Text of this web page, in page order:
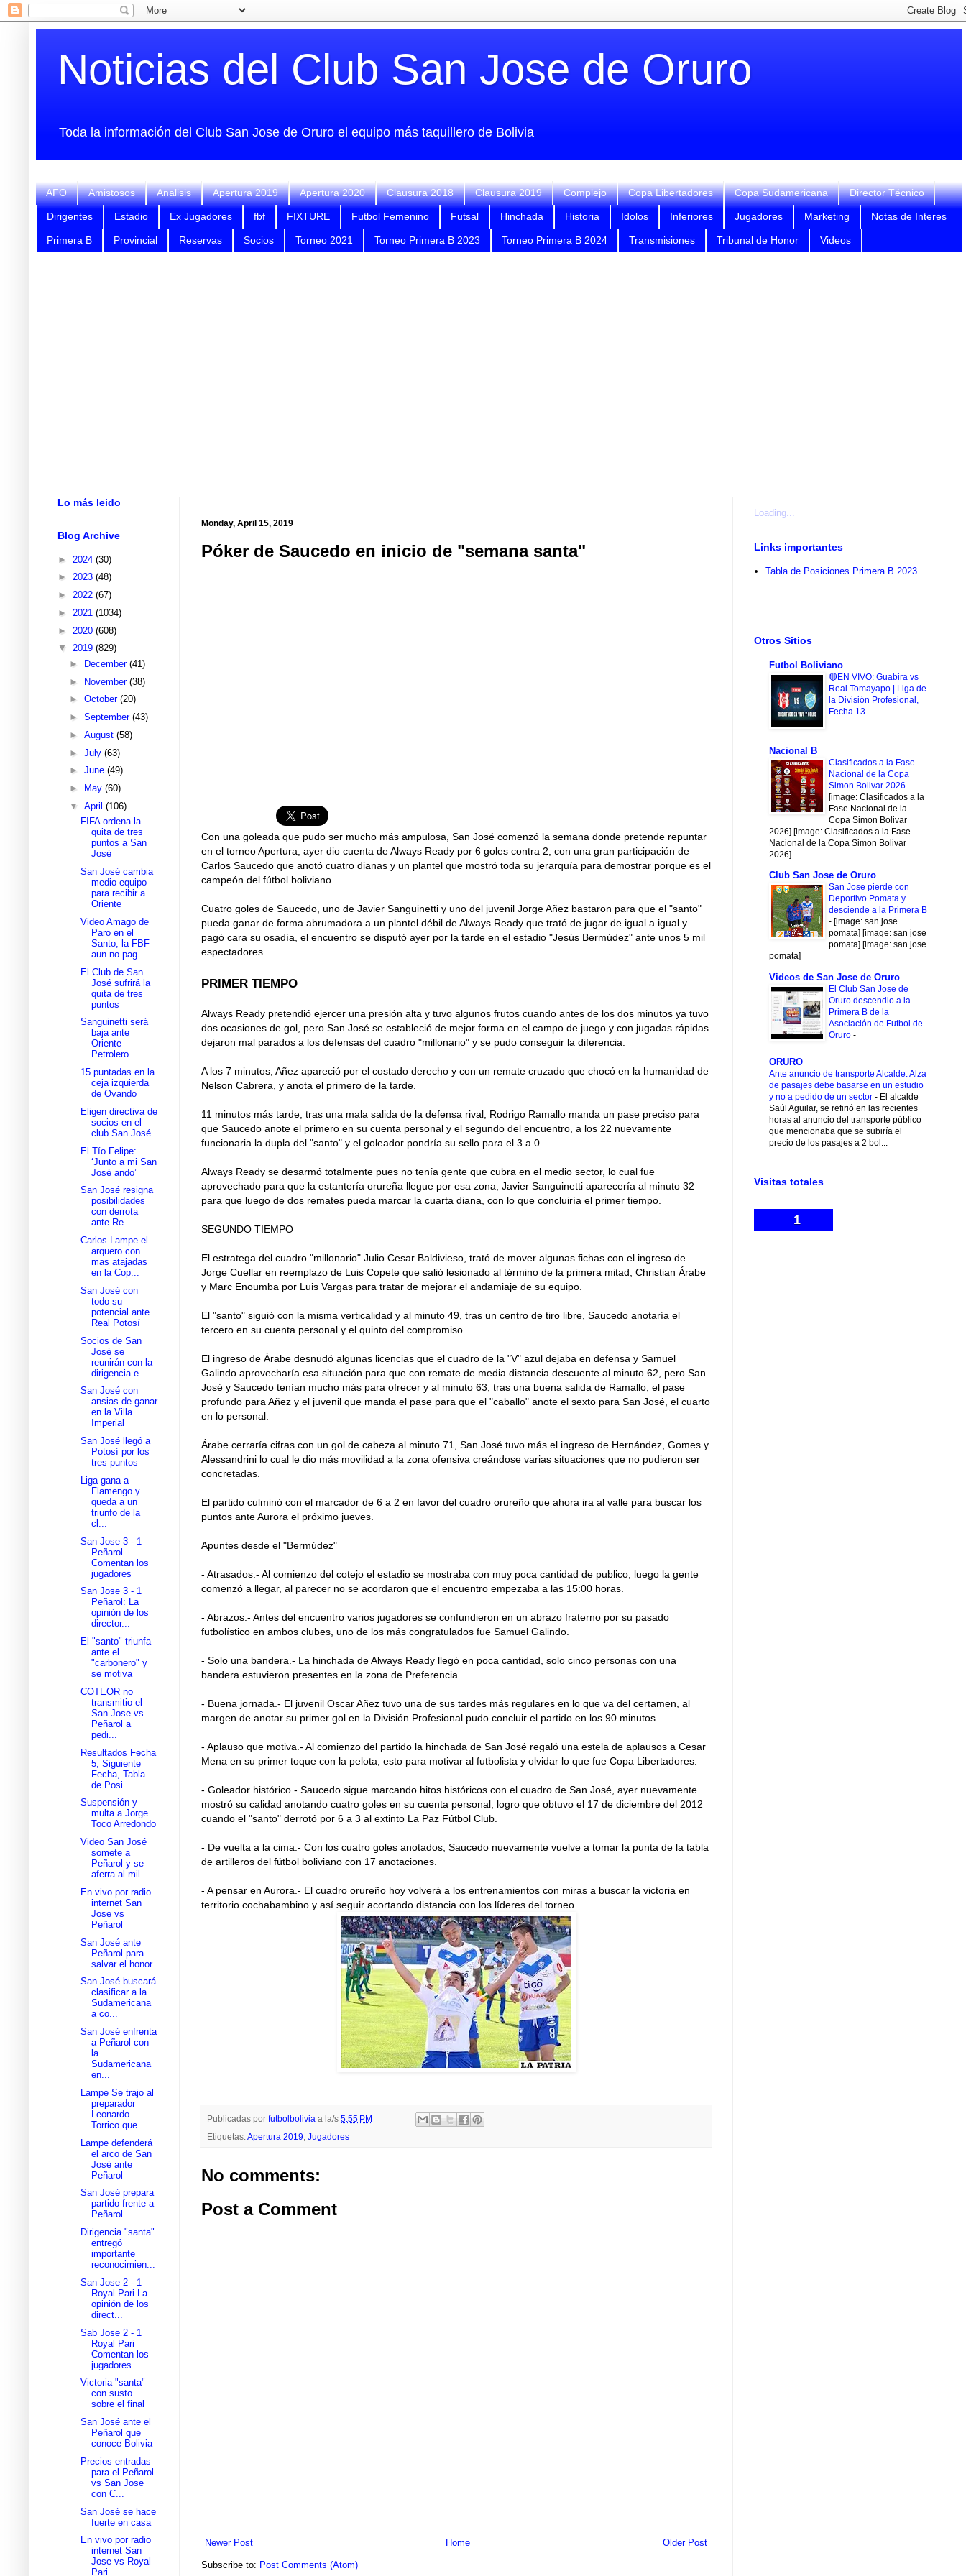
Noticias del Club San Jose de Oruro
Toda la información del Club San Jose de Oruro el equipo más taquillero de Bolivia
AFO Amistosos Analisis Apertura 2019 Apertura 2020 Clausura 2018 Clausura 2019 Complejo Copa Libertadores Copa Sudamericana Director Técnico
Dirigentes Estadio Ex Jugadores fbf FIXTURE Futbol Femenino Futsal Hinchada Historia Idolos Inferiores Jugadores Marketing Notas de Interes
Primera B Provincial Reservas Socios Torneo 2021 Torneo Primera B 2023 Torneo Primera B 2024 Transmisiones Tribunal de Honor Videos
Monday, April 15, 2019
Póker de Saucedo en inicio de "semana santa"
Con una goleada que pudo ser mucho más ampulosa, San José comenzó la semana donde pretende repuntar
en el torneo Apertura, ayer dio cuenta de Always Ready por 6 goles contra 2, con una gran participación de
Carlos Saucedo que anotó cuatro dianas y un plantel que mostró toda su jerarquía para demostrar porque es el
campeón del fútbol boliviano.
Cuatro goles de Saucedo, uno de Javier Sanguinetti y uno del juvenil Jorge Añez bastaron para que el "santo"
pueda ganar de forma abrumadora a un plantel débil de Always Ready que trató de jugar de igual a igual y
pagó cara su osadía, el encuentro se disputó ayer por la tarde en el estadio "Jesús Bermúdez" ante unos 5 mil
espectadores.
PRIMER TIEMPO
Always Ready pretendió ejercer una presión alta y tuvo algunos frutos cuando antes de los dos minutos ya tuvo
dos ocasiones de gol, pero San José se estableció de mejor forma en el campo de juego y con jugadas rápidas
dejaron mal parados a los defensas del cuadro "millonario" y se pudo conseguir la diferencia.
A los 7 minutos, Añez apareció por el costado derecho y con un remate cruzado que chocó en la humanidad de
Nelson Cabrera, y anota el primero de la tarde.
11 minutos más tarde, tras una mala salida de la defensa rival, Rodrigo Ramallo manda un pase preciso para
que Saucedo anote el primero en su cuenta personal y el segundo del encuentro, a los 22 nuevamente
funcionaria la dupla del "santo" y el goleador pondría su sello para el 3 a 0.
Always Ready se desarmó totalmente pues no tenía gente que cubra en el medio sector, lo cual fue
aprovechado para que la estantería orureña llegue por esa zona, Javier Sanguinetti aparecería al minuto 32
para que luego de dos remates pueda marcar la cuarta diana, con lo que concluiría el primer tiempo.
SEGUNDO TIEMPO
El estratega del cuadro "millonario" Julio Cesar Baldivieso, trató de mover algunas fichas con el ingreso de
Jorge Cuellar en reemplazo de Luis Copete que salió lesionado al término de la primera mitad, Christian Árabe
y Marc Enoumba por Luis Vargas para tratar de mejorar el andamiaje de su equipo.
El "santo" siguió con la misma verticalidad y al minuto 49, tras un centro de tiro libre, Saucedo anotaría el
tercero en su cuenta personal y el quinto del compromiso.
El ingreso de Árabe desnudó algunas licencias que el cuadro de la "V" azul dejaba en defensa y Samuel
Galindo aprovecharía esa situación para que con remate de media distancia descuente al minuto 62, pero San
José y Saucedo tenían mucho más para ofrecer y al minuto 63, tras una buena salida de Ramallo, el pase
profundo para Añez y el juvenil que manda el pase para que el "caballo" anote el sexto para San José, el cuarto
en lo personal.
Árabe cerraría cifras con un gol de cabeza al minuto 71, San José tuvo más el ingreso de Hernández, Gomes y
Alessandrini lo cual le dio más movilidad a la zona ofensiva creándose varias situaciones que no pudieron ser
concretadas.
El partido culminó con el marcador de 6 a 2 en favor del cuadro orureño que ahora ira al valle para buscar los
puntos ante Aurora el próximo jueves.
Apuntes desde el "Bermúdez"
- Atrasados.- Al comienzo del cotejo el estadio se mostraba con muy poca cantidad de publico, luego la gente
comenzó a llegar, al parecer no se acordaron que el encuentro empezaba a las 15:00 horas.
- Abrazos.- Antes del encuentro varios jugadores se confundieron en un abrazo fraterno por su pasado
futbolístico en ambos clubes, uno de los más congratulados fue Samuel Galindo.
- Solo una bandera.- La hinchada de Always Ready llegó en poca cantidad, solo cinco personas con una
bandera estuvieron presentes en la zona de Preferencia.
- Buena jornada.- El juvenil Oscar Añez tuvo una de sus tardes más regulares en lo que va del certamen, al
margen de anotar su primer gol en la División Profesional pudo concluir el partido en los 90 minutos.
- Aplauso que motiva.- Al comienzo del partido la hinchada de San José regaló una estela de aplausos a Cesar
Mena en su primer toque con la pelota, esto para motivar al futbolista y olvidar lo que fue Copa Libertadores.
- Goleador histórico.- Saucedo sigue marcando hitos históricos con el cuadro de San José, ayer nuevamente
mostró su calidad anotando cuatro goles en su cuenta personal, logro que obtuvo el 17 de diciembre del 2012
cuando el "santo" derrotó por 6 a 3 al extinto La Paz Fútbol Club.
- De vuelta a la cima.- Con los cuatro goles anotados, Saucedo nuevamente vuelve a tomar la punta de la tabla
de artilleros del fútbol boliviano con 17 anotaciones.
- A pensar en Aurora.- El cuadro orureño hoy volverá a los entrenamientos con miras a buscar la victoria en
territorio cochabambino y así seguir acortando distancia con los líderes del torneo.
Publicadas por futbolbolivia a la/s 5:55 PM
Etiquetas:Apertura 2019 Jugadores
No comments:
Post a Comment
Newer Post Older Post
Home
Subscribe to: Post Comments (Atom)
Lo más leido
Blog Archive
► 2024 (30)
► 2023 (48)
► 2022 (67)
► 2021 (1034)
► 2020 (608)
▼ 2019 (829)
►
December (41)
► November (38)
► October (20)
► September (43)
► August (58)
► July (63)
► June (49)
►
May (60)
▼ April (106)
FIFA ordena la
quita de tres
puntos a San
José
San José cambia
medio equipo
para recibir a
Oriente
Video Amago de
Paro en el
Santo, la FBF
aun no pag...
El Club de San
José sufrirá la
quita de tres
puntos
Sanguinetti será
baja ante
Oriente
Petrolero
15 puntadas en la
ceja izquierda
de Ovando
Eligen directiva de
socios en el
club San José
El Tío Felipe:
‘Junto a mi San
José ando’
San José resigna
posibilidades
con derrota
ante Re...
Carlos Lampe el
arquero con
mas atajadas
en la Cop...
San José con
todo su
potencial ante
Real Potosí
Socios de San
José se
reunirán con la
dirigencia e...
San José con
ansias de ganar
en la Villa
Imperial
San José llegó a
Potosí por los
tres puntos
Liga gana a
Flamengo y
queda a un
triunfo de la
cl...
San Jose 3 - 1
Peñarol
Comentan los
jugadores
San Jose 3 - 1
Peñarol: La
opinión de los
director...
El "santo" triunfa
ante el
"carbonero" y
se motiva
COTEOR no
transmitio el
San Jose vs
Peñarol a
pedi...
Resultados Fecha
5, Siguiente
Fecha, Tabla
de Posi...
Suspensión y
multa a Jorge
Toco Arredondo
Video San José
somete a
Peñarol y se
aferra al mil...
En vivo por radio
internet San
Jose vs
Peñarol
San José ante
Peñarol para
salvar el honor
San José buscará
clasificar a la
Sudamericana
a co...
San José enfrenta
a Peñarol con
la
Sudamericana
en...
Lampe Se trajo al
preparador
Leonardo
Torrico que ...
Lampe defenderá
el arco de San
José ante
Peñarol
San José prepara
partido frente a
Peñarol
Dirigencia "santa"
entregó
importante
reconocimien...
San Jose 2 - 1
Royal Pari La
opinión de los
direct...
Sab Jose 2 - 1
Royal Pari
Comentan los
jugadores
Victoria "santa"
con susto
sobre el final
San José ante el
Peñarol que
conoce Bolivia
Precios entradas
para el Peñarol
vs San Jose
con C...
San José se hace
fuerte en casa
En vivo por radio
internet San
Jose vs Royal
Pari
Loading...
Links importantes
Tabla de Posiciones Primera B 2023
Otros Sitios
Futbol Boliviano
🔴EN VIVO: Guabira vs
Real Tomayapo | Liga de
la División Profesional,
Fecha 13 -
Nacional B
Clasificados a la Fase
Nacional de la Copa
Simon Bolivar 2026 -
[image: Clasificados a la
Fase Nacional de la
Copa Simon Bolivar
2026] [image: Clasificados a la Fase
Nacional de la Copa Simon Bolivar
2026]
Club San Jose de Oruro
San Jose pierde con
Deportivo Pomata y
desciende a la Primera B
- [image: san jose
pomata] [image: san jose
pomata] [image: san jose
pomata]
Videos de San Jose de Oruro
El Club San Jose de
Oruro descendio a la
Primera B de la
Asociación de Futbol de
Oruro -
ORURO
Ante anuncio de transporte Alcalde: Alza
de pasajes debe basarse en un estudio
y no a pedido de un sector - El alcalde
Saúl Aguilar, se refirió en las recientes
horas al anuncio del transporte público
que mencionaba que se subiría el
precio de los pasajes a 2 bol...
Visitas totales
1